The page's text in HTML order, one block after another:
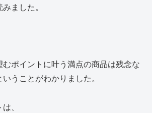
ました。
ポイントに叶う満点の商品は残念な
うことがわかりました。
、